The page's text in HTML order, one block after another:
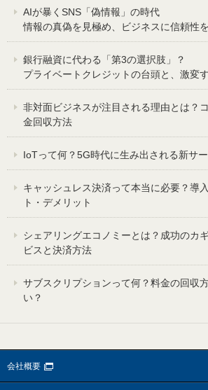
AIが暴くSNS「偽情報」の時代
情報の真偽を見極め、ビジネスに信頼性
銀行融資に代わる「第3の選択肢」？
プライベートクレジットの台頭と、激変
非対面ビジネスが注目される理由とは？
金回収方法
IoTって何？5G時代に生み出される新サ
キャッシュレス決済って本当に必要？導
ト・デメリット
シェアリングエコノミーとは？成功のカ
ビスと決済方法
サブスクリプションって何？料金の回収
い？
会社概要